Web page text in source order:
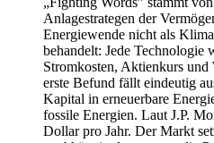
Anlagestrategen der
Energiewende nicht als
behandelt: Jede Technologie
Stromkosten, Aktienkurs und
erste Befund fällt eindeutig
Kapital in erneuerbare
fossile Energien. Laut J.P.
Dollar pro Jahr. Der Markt